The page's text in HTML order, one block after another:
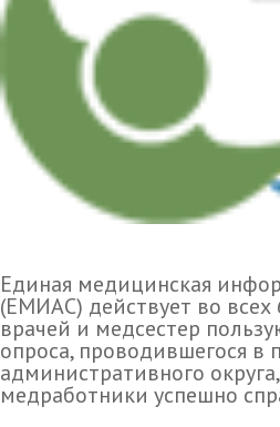
Единая медицинская
(ЕМИАС) действует во
врачей и медсестер
опроса, проводившегося в
административного
медработники успешно